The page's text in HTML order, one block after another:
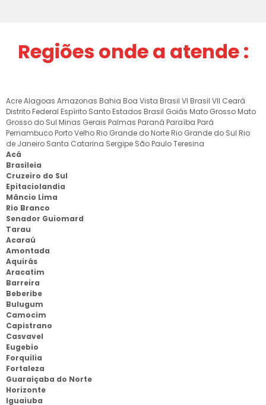
Regiões onde a atende :
AcreAlagoas Amazonas Bahia Boa Vista Brasil VI Brasil VII Ceará
Distrito Federal Espírito Santo Estados Brasil Goiás Mato Grosso Mato
Grosso do Sul Minas Gerais Palmas Paraná Paraíba Pará
Pernambuco Porto Velho Rio Grande do Norte Rio Grande do Sul Rio
de Janeiro Santa Catarina Sergipe São PauloTeresina
Acá
Brasileia
Cruzeiro do Sul
Epitaciolandia
Mâncio Lima
Rio Branco
Senador Guiomard
Tarau
Acaraú
Amontada
Aquirás
Aracatim
Barreira
Beberibe
Bulugum
Camocim
Capistrano
Casvavel
Eugebio
Forquilia
Fortaleza
Guaraiçaba do Norte
Horizonte
Iguaiuba